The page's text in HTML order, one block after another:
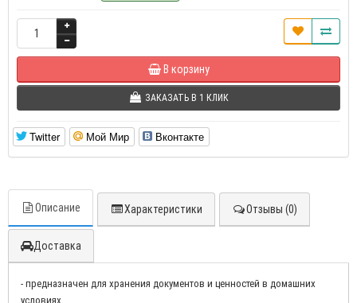
В корзину
ЗАКАЗАТЬ В 1 КЛИК
Twitter Мой Мир Вконтакте
Описание Характеристики Отзывы (0)
Доставка
- предназначен для хранения документов и ценностей в домашних
условиях